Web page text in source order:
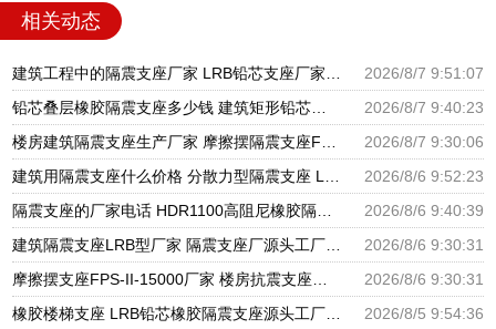
相关动态
2026/8/7 9:51:07
2026/8/7 9:40:23
2026/8/7 9:30:06
2026/8/6 9:52:23
2026/8/6 9:40:39
2026/8/6 9:30:31
2026/8/6 9:30:31
2026/8/5 9:54:36